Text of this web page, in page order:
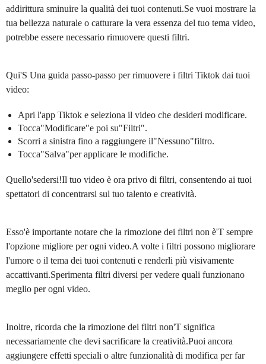
addirittura sminuire la qualità dei tuoi contenuti.Se vuoi mostrare la
tua bellezza naturale o catturare la vera essenza del tuo tema video,
potrebbe essere necessario rimuovere questi filtri.
Qui'S Una guida passo-passo per rimuovere i filtri Tiktok dai tuoi
video:
Apri l'app Tiktok e seleziona il video che desideri modificare.
Tocca"Modificare"e poi su"Filtri".
Scorri a sinistra fino a raggiungere il"Nessuno"filtro.
Tocca"Salva"per applicare le modifiche.
Quello'sedersi!Il tuo video è ora privo di filtri, consentendo ai tuoi
spettatori di concentrarsi sul tuo talento e creatività.
Esso'è importante notare che la rimozione dei filtri non è'T sempre
l'opzione migliore per ogni video.A volte i filtri possono migliorare
l'umore o il tema dei tuoi contenuti e renderli più visivamente
accattivanti.Sperimenta filtri diversi per vedere quali funzionano
meglio per ogni video.
Inoltre, ricorda che la rimozione dei filtri non'T significa
necessariamente che devi sacrificare la creatività.Puoi ancora
aggiungere effetti speciali o altre funzionalità di modifica per far